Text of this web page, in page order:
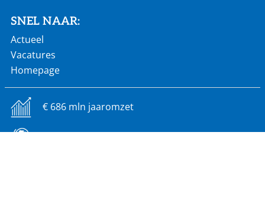
SNEL NAAR:
Actueel
Vacatures
Homepage
€ 686 mln jaaromzet
60 landen wereldwijd